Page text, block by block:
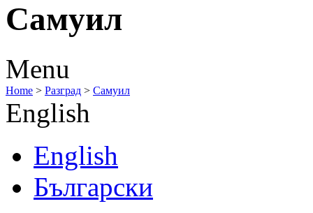
Самуил
Menu
Home > Разград > Самуил
English
English
Български